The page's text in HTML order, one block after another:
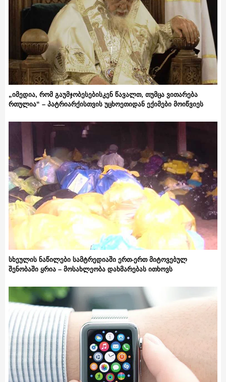
„იმედია, რომ გაუმჯობესებისკენ წავალთ, თუმცა ვითარება
რთულია“ – პატრიარქისთვის უცხოეთიდან ექიმები მოიწვიეს
სხეულის ნაწილები სამტრედიაში ერთ-ერთ მიტოვებულ
შენობაში ყრია – მოსახლეობა დახმარებას ითხოვს